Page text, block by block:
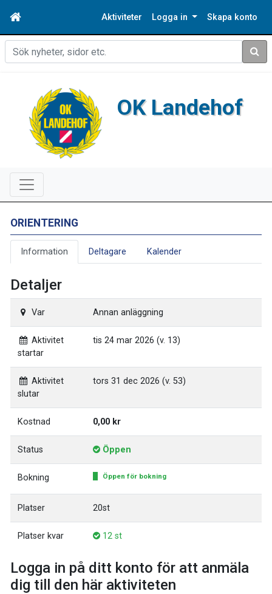
Aktiviteter Logga in Skapa konto
Sök
OK Landehof
ORIENTERING
Information Deltagare Kalender
Detaljer
Var Annan anläggning
Aktivitet
startar
tis 24 mar 2026 (v. 13)
Aktivitet
slutar
tors 31 dec 2026 (v. 53)
Kostnad 0,00 kr
Status Öppen
Bokning Öppen för bokning
Platser 20st
Platser kvar 12 st
Logga in på ditt konto för att anmäla
dig till den här aktiviteten